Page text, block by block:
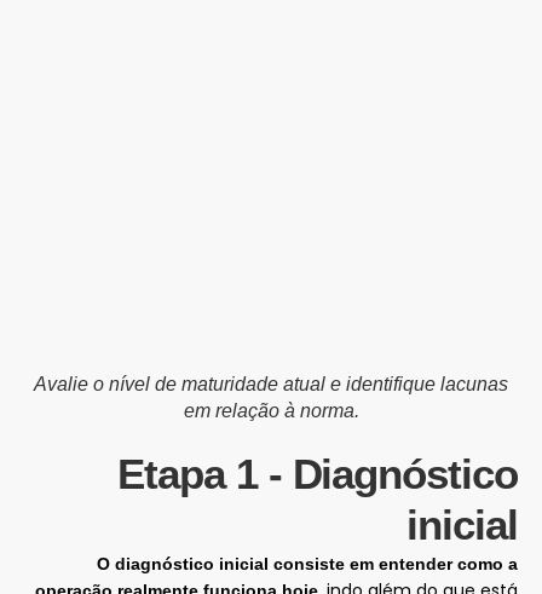
Avalie o nível de maturidade atual e identifique lacunas
em relação à norma.
Etapa 1 - Diagnóstico
inicial
O diagnóstico inicial consiste em entender como a
operação realmente funciona hoje